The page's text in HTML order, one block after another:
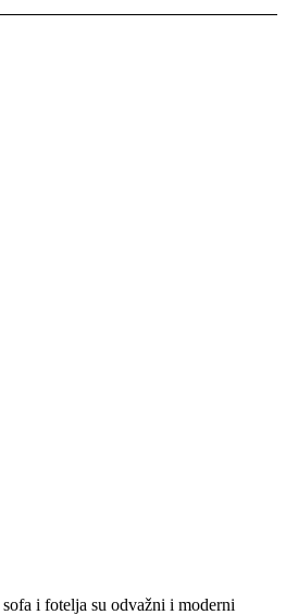
i fotelja su odvažni i moderni